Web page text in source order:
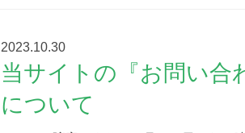
2023.10.30
当サイトの『お問い合
について